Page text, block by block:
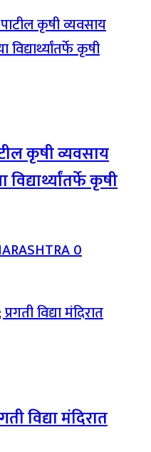
कृषी व्यवसाय
कृषी
0
विद्या मंदिरात